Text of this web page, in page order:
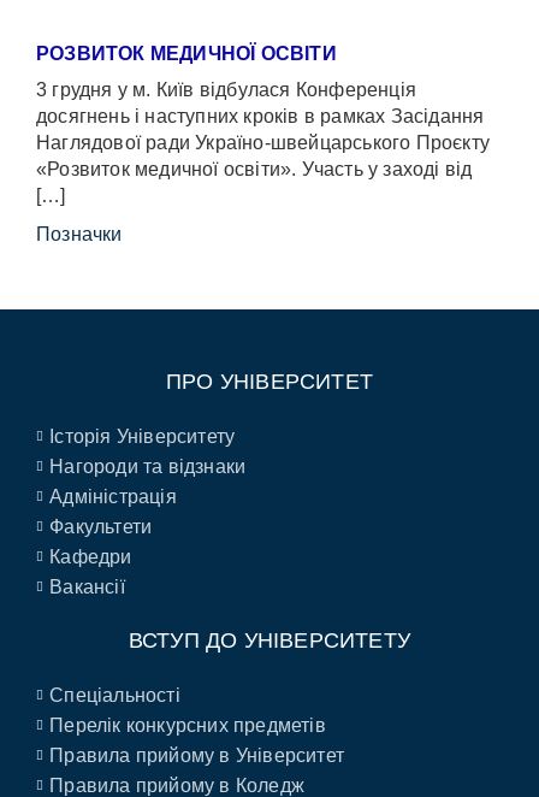
РОЗВИТОК МЕДИЧНОЇ ОСВІТИ
3 грудня у м. Київ відбулася Конференція
досягнень і наступних кроків в рамках Засідання
Наглядової ради Україно-швейцарського Проєкту
«Розвиток медичної освіти». Участь у заході від
[…]
Позначки
ПРО УНІВЕРСИТЕТ
Історія Університету
Нагороди та відзнаки
Адміністрація
Факультети
Кафедри
Вакансії
ВСТУП ДО УНІВЕРСИТЕТУ
Спеціальності
Перелік конкурсних предметів
Правила прийому в Університет
Правила прийому в Коледж